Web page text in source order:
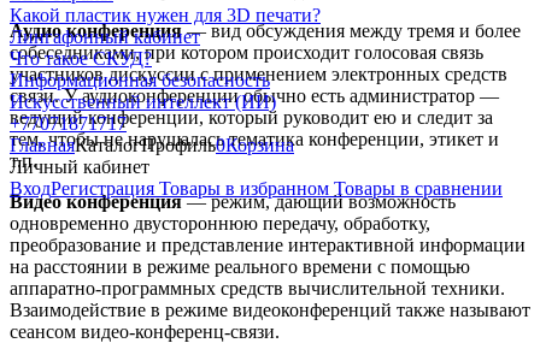
Аудио конференция— вид обсуждения между тремя и более
собеседниками, при котором происходит голосовая связь
участников дискуссии с применением электронных средств
связи. У аудиоконференции обычно есть администратор ―
ведущий конференции, который руководит ею и следит за
тем, чтобы не нарушалась тематика конференции, этикет и
т.п.
Видео конференция— режим, дающий возможность
одновременно двустороннюю передачу, обработку,
преобразование и представление интерактивной информации
на расстоянии в режиме реального времени с помощью
аппаратно-программных средств вычислительной техники.
Взаимодействие в режиме видеоконференций также называют
сеансом видео-конференц-связи.
Какой пластик нужен для 3D печати?
Лингафонный кабинет
Что такое СКУД?
Информационная безопасность
Искусственный интеллект (ИИ)
+77071871717
ГлавнаяКаталогПрофиль0Корзина
Личный кабинет
ВходРегистрация Товары в избранном Товары в сравнении